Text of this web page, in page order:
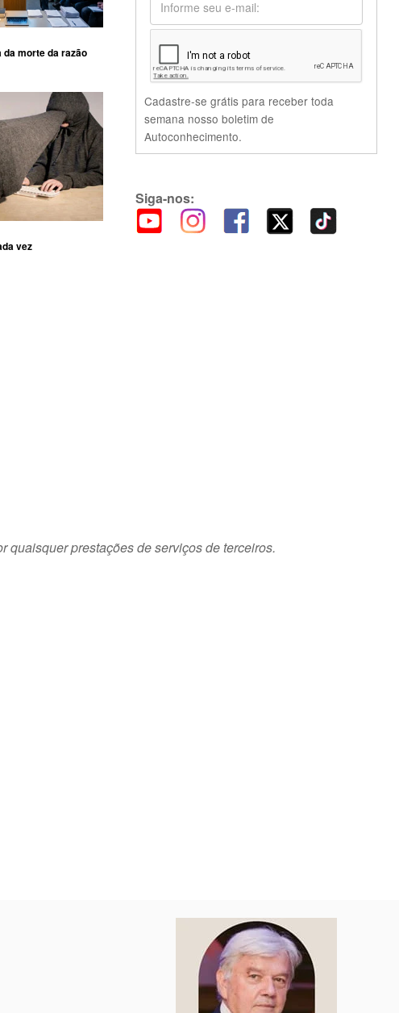
da morte da razão
vez
Cadastre-se grátis para receber toda
semana nosso boletim de
Autoconhecimento.
Siga-nos:
quaisquer prestações de serviços de terceiros.